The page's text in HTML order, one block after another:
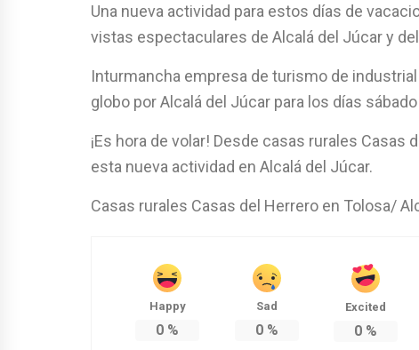
Una nueva actividad para estos días de
vistas espectaculares de Alcalá del Júcar y
Inturmancha empresa de turismo de
globo por Alcalá del Júcar para los días
¡Es hora de volar! Desde casas rurales
esta nueva actividad en Alcalá del Júcar.
Casas rurales Casas del Herrero en Tolosa/
Happy
0 %
Sad
0%
Excited
0%